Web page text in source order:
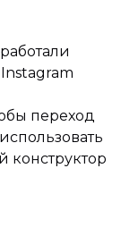
переход